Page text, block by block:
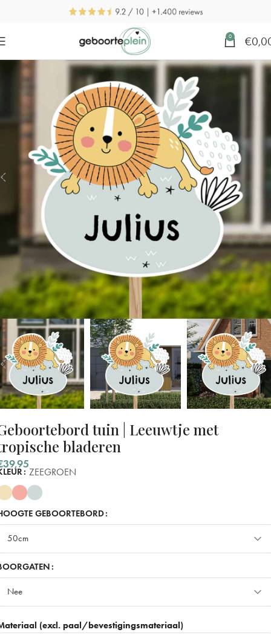
0 €
tuin | Leeuwtje met
bladeren
39,95
ZEEGROEN
GEBOORTEBORD
50cm
50cm
70cm + €15
90cm
Nee
Nee
(excl. paal/bevestigingsmateriaal)